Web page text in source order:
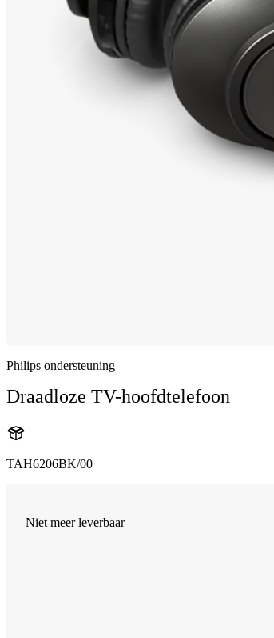
Philips ondersteuning
Draadloze TV-hoofdtelefoon
TAH6206BK/00
Niet meer leverbaar